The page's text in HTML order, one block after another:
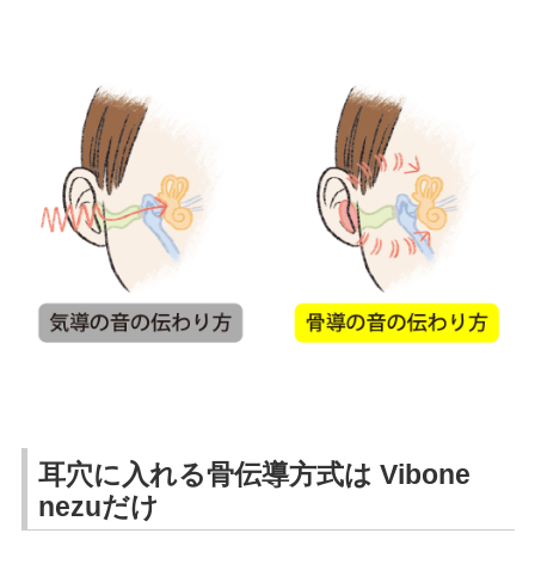
耳穴に入れる骨伝導方式は Vibone
nezuだけ